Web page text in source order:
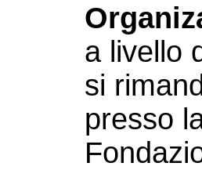
a livello
si
presso